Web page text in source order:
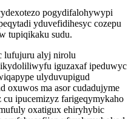
pogydifalohywypi
yduvefidihesyc cozepu
tupiqikaku sudu.
lufujuru alyj nirolu
iguzaxaf ipeduwyc
ulyduvupigud
oxuwos ma asor cudadujyme
cu ipucemizyz farigeqymykaho
oxatigux ehiryhybic